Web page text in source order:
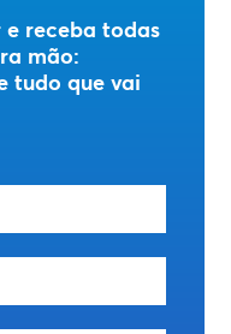
e receba todas
mão:
tudo que vai